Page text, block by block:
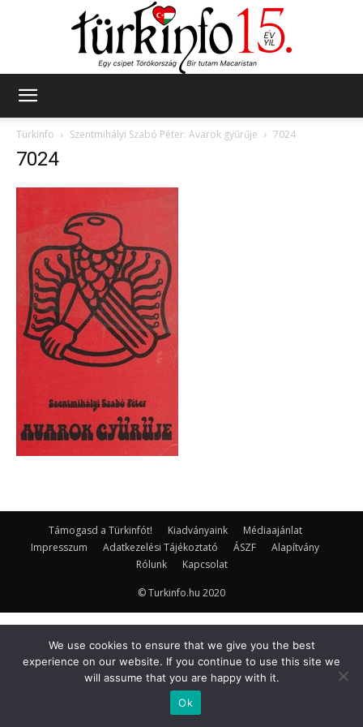
Türkinfo
Szentmihályi Szabó Péter: Avarok gyűrűje 7024
7024
Támogasd a Türkinfót! Kiadványaink
Médiaajánlat
Impresszum
Adatkezelési Tájékoztató ÁSZF
Alapítvány
Rólunk
Kapcsolat
© Turkinfo.hu 2020
We use cookies to ensure that we give you the best
experience on our website. If you continue to use this site we
will assume that you are happy with it.
Ok